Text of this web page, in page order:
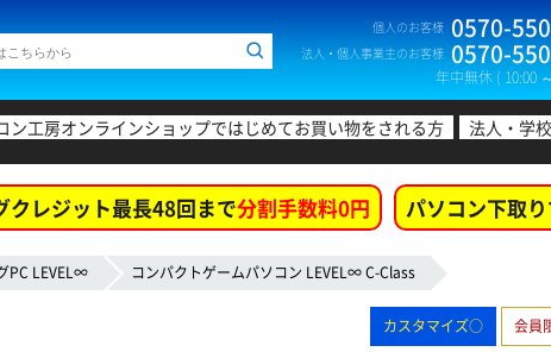
個人のお客様 0570-
法人・個人事業主のお客様 0570-
年中無休 ( 10:00
ン工房オンラインショップではじめてお買い物をされる方 法人・学
クレジット最長48回まで分割手数料0円 パソコン下取
PC LEVEL∞ コンパクトゲームパソコン LEVEL∞ C-Class
カスタマイズ○ 会員